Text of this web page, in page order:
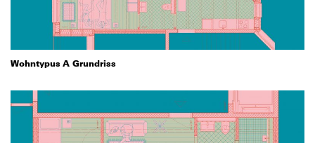
Wohntypus A Grundriss